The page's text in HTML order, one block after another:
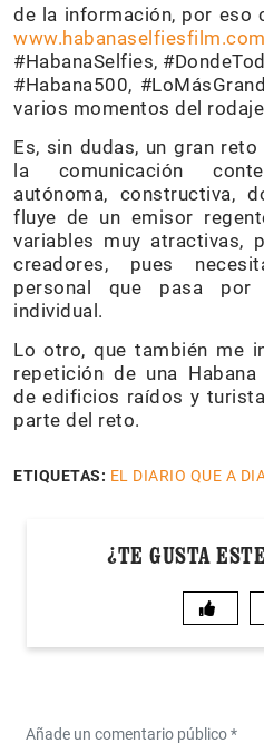
de la información, por eso
www.habanaselfiesfilm.com
#HabanaSelfies,
#Habana500,
varios momentos del
Es, sin dudas, un gran
la comunicación
autónoma, constructiva,
fluye de un emisor
variables muy atractivas,
creadores, pues
personal que pasa
individual.
Lo otro, que también me
repetición de una
de edificios raídos y
parte del reto.
ETIQUETAS: EL DIARIO QUE A
¿TE GUSTA